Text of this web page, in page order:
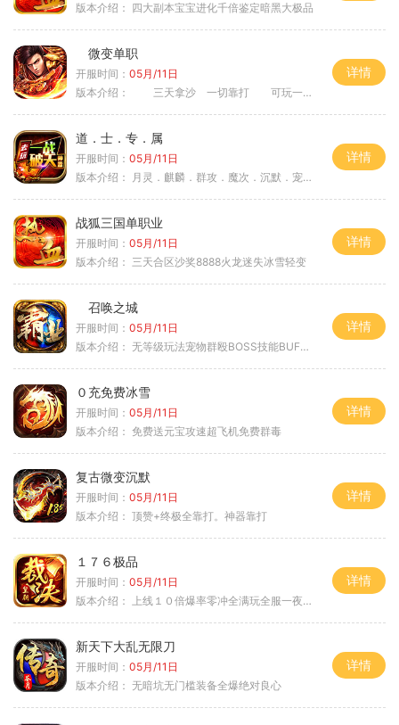
版本介绍： 四大副本宝宝进化千倍鉴定暗黑大极品
微变单职
开服时间： 05月/11日
版本介绍：
三天拿沙 一切靠打 可玩一年
详情
道．士．专．属
开服时间： 05月/11日
版本介绍：
月灵．麒麟．群攻．魔次．沉默．宠物．暗黑
详情
战狐三国单职业
开服时间： 05月/11日
版本介绍： 三天合区沙奖8888火龙迷失冰雪轻变
详情
召唤之城
开服时间： 05月/11日
版本介绍： 无等级玩法宠物群殴BOSS技能BUFF铭文B
详情
０充免费冰雪
开服时间： 05月/11日
版本介绍： 免费送元宝攻速超飞机免费群毒
详情
复古微变沉默
开服时间： 05月/11日
版本介绍： 顶赞+终极全靠打。神器靠打
详情
１７６极品
开服时间： 05月/11日
版本介绍：
上线１０倍爆率零冲全满玩全服一夜终极
详情
新天下大乱无限刀
开服时间： 05月/11日
版本介绍： 无暗坑无门槛装备全爆绝对良心
详情